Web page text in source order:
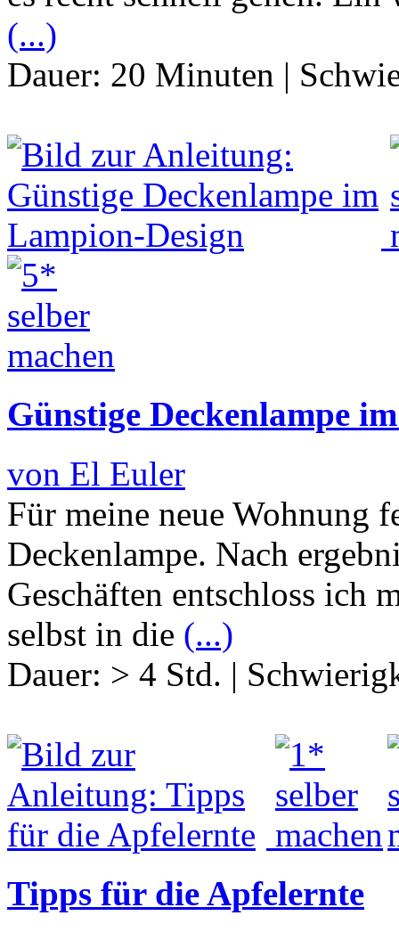
(...)
Dauer: 20 Minuten |
Günstige Deckenlampe
von El Euler
Für meine neue Wohnung
Deckenlampe. Nach
Geschäften entschloss ich
selbst in die (...)
Dauer: > 4 Std. |
Tipps für die Apfelernte